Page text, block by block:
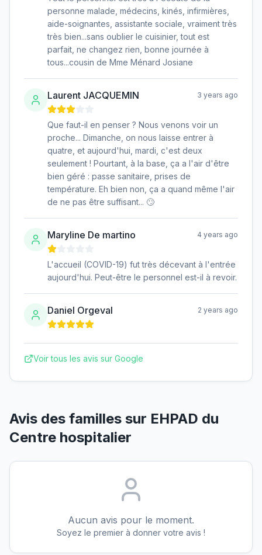
personne malade, médecins, kinés, infirmières,
aide-soignantes, assistante sociale, vraiment très
très bien...sans oublier le cuisinier, tout est
parfait, ne changez rien, bonne journée à
tous...cousin de Mme Ménard Josiane
Laurent JACQUEMIN 3 years ago
Que faut-il en penser ? Nous venons voir un
proche... Dimanche, on nous laisse entrer à
quatre, et aujourd'hui, mardi, c'est deux
seulement ! Pourtant, à la base, ça a l'air d'être
bien géré : passe sanitaire, prises de
température. Eh bien non, ça a quand même l'air
de ne pas être suffisant... 🙄
Maryline De martino 4 years ago
L'accueil (COVID-19) fut très décevant à l'entrée
aujourd'hui. Peut-être le personnel est-il à revoir.
Daniel Orgeval 2 years ago
Voir tous les avis sur Google
Avis des familles sur EHPAD du
Centre hospitalier
Aucun avis pour le moment.
Soyez le premier à donner votre avis !